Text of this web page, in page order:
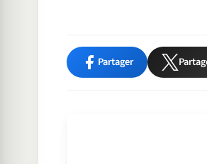
Partager